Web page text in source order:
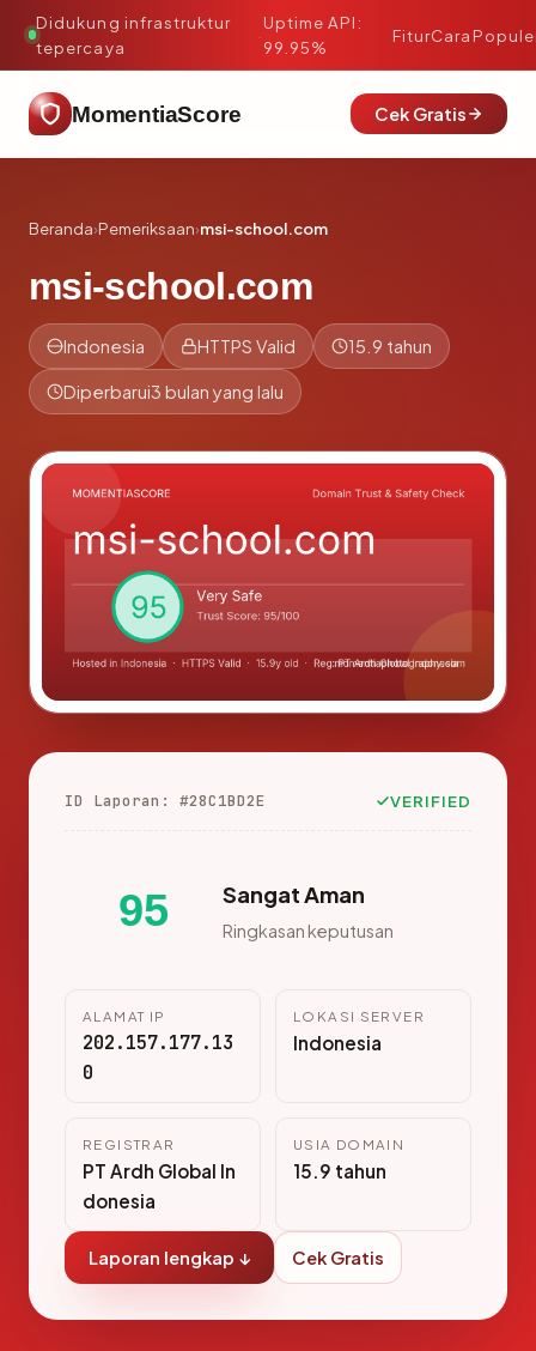
Didukung infrastruktur
tepercaya
·
Uptime API:
99.95%
FiturCara
MomentiaScore Cek Gratis
Beranda›Pemeriksaan›msi-school.com
msi-school.com
Indonesia HTTPS Valid 15.9 tahun
Diperbarui3 bulan yang lalu
ID Laporan: #28C1BD2E VERIFIED
95 Sangat Aman
Ringkasan keputusan
ALAMAT IP
202.157.177.13
0
LOKASI SERVER
Indonesia
REGISTRAR
PT Ardh Global In
donesia
USIA DOMAIN
15.9 tahun
Laporan lengkap ↓ Cek Gratis